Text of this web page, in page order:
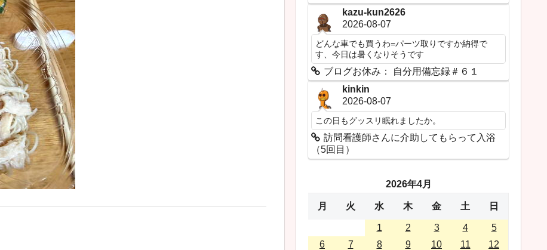
kazu-kun2626
2026-08-07
どんな車でも買うわ=パーツ取りですか納得で
す、今日は暑くなりそうです
ブログお休み： 自分用備忘録＃６１
kinkin
2026-08-07
この日もグッスリ眠れましたか。
訪問看護師さんに介助してもらって入浴
（5回目）
2026年4月
月 火 水 木 金 土 日
1 2 3 4
5
6
7 8 9 10 11
12